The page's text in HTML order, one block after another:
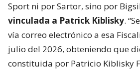
Sport ni por Sartor, sino por
vinculada a Patrick Kiblisky.
vía correo electrónico a esa
julio del 2026, obteniendo que
constituida por Patricio Kiblisky